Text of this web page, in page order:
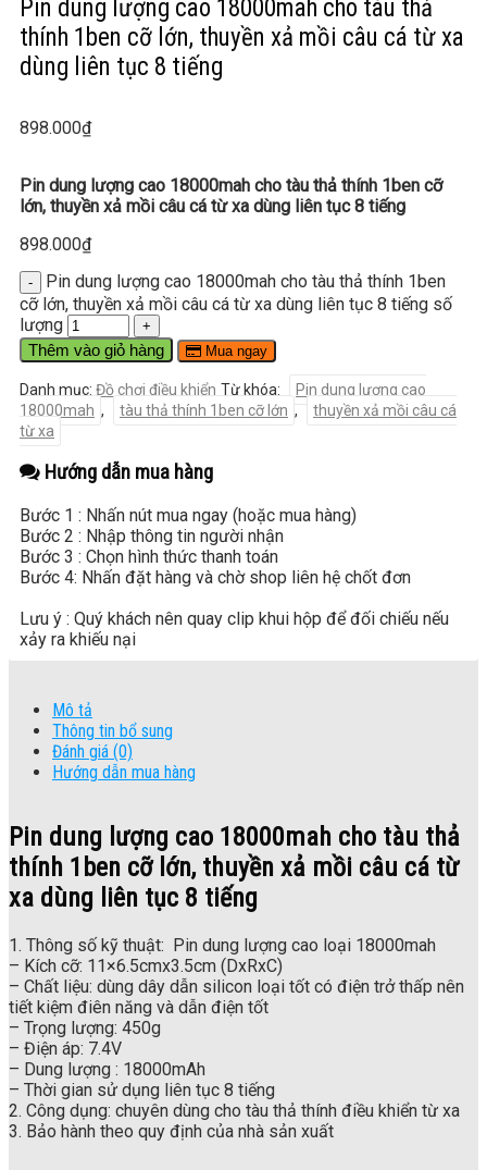
Pin dung lượng cao 18000mah cho tàu thả
thính 1ben cỡ lớn, thuyền xả mồi câu cá từ xa
dùng liên tục 8 tiếng
898.000₫
Pin dung lượng cao 18000mah cho tàu thả thính 1ben cỡ
lớn, thuyền xả mồi câu cá từ xa dùng liên tục 8 tiếng
898.000₫
Pin dung lượng cao 18000mah cho tàu thả thính 1ben
cỡ lớn, thuyền xả mồi câu cá từ xa dùng liên tục 8 tiếng số
lượng
Thêm vào giỏ hàng Mua ngay
Danh mục: Đồ chơi điều khiển Từ khóa:
Pin dung lượng cao
18000mah , tàu thả thính 1ben cỡ lớn ,
thuyền xả mồi câu cá
từ xa
Hướng dẫn mua hàng
Bước 1 : Nhấn nút mua ngay (hoặc mua hàng)
Bước 2 : Nhập thông tin người nhận
Bước 3 : Chọn hình thức thanh toán
Bước 4: Nhấn đặt hàng và chờ shop liên hệ chốt đơn
Lưu ý : Quý khách nên quay clip khui hộp để đối chiếu nếu
xảy ra khiếu nại
Mô tả
Thông tin bổ sung
Đánh giá (0)
Hướng dẫn mua hàng
Pin dung lượng cao 18000mah cho tàu thả
thính 1ben cỡ lớn, thuyền xả mồi câu cá từ
xa dùng liên tục 8 tiếng
1. Thông số kỹ thuật: Pin dung lượng cao loại 18000mah
– Kích cỡ: 11×6.5cmx3.5cm (DxRxC)
– Chất liệu: dùng dây dẫn silicon loại tốt có điện trở thấp nên
tiết kiệm điên năng và dẫn điện tốt
– Trọng lượng: 450g
– Điện áp: 7.4V
– Dung lượng : 18000mAh
– Thời gian sử dụng liên tục 8 tiếng
2. Công dụng: chuyên dùng cho tàu thả thính điều khiển từ xa
3. Bảo hành theo quy định của nhà sản xuất